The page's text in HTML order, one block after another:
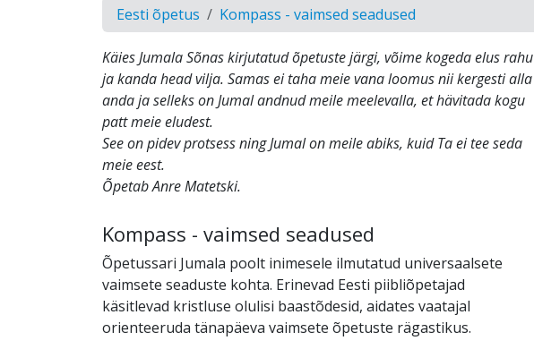
Eesti õpetus Kompass - vaimsed seadused
Käies Jumala Sõnas kirjutatud õpetuste järgi, võime kogeda elus rahu
ja kanda head vilja. Samas ei taha meie vana loomus nii kergesti alla
anda ja selleks on Jumal andnud meile meelevalla, et hävitada kogu
patt meie eludest.
See on pidev protsess ning Jumal on meile abiks, kuid Ta ei tee seda
meie eest.
Õpetab Anre Matetski.
Kompass - vaimsed seadused
Õpetussari Jumala poolt inimesele ilmutatud universaalsete
vaimsete seaduste kohta. Erinevad Eesti piibliõpetajad
käsitlevad kristluse olulisi baastõdesid, aidates vaatajal
orienteeruda tänapäeva vaimsete õpetuste rägastikus.